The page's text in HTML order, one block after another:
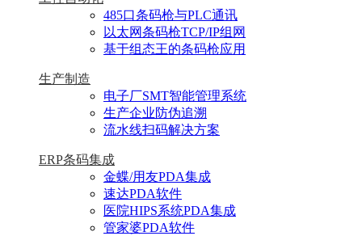
485口条码枪与PLC通讯
以太网条码枪TCP/IP组网
基于组态王的条码枪应用
生产制造
电子厂SMT智能管理系统
生产企业防伪追溯
流水线扫码解决方案
ERP条码集成
金蝶/用友PDA集成
速达PDA软件
医院HIPS系统PDA集成
管家婆PDA软件